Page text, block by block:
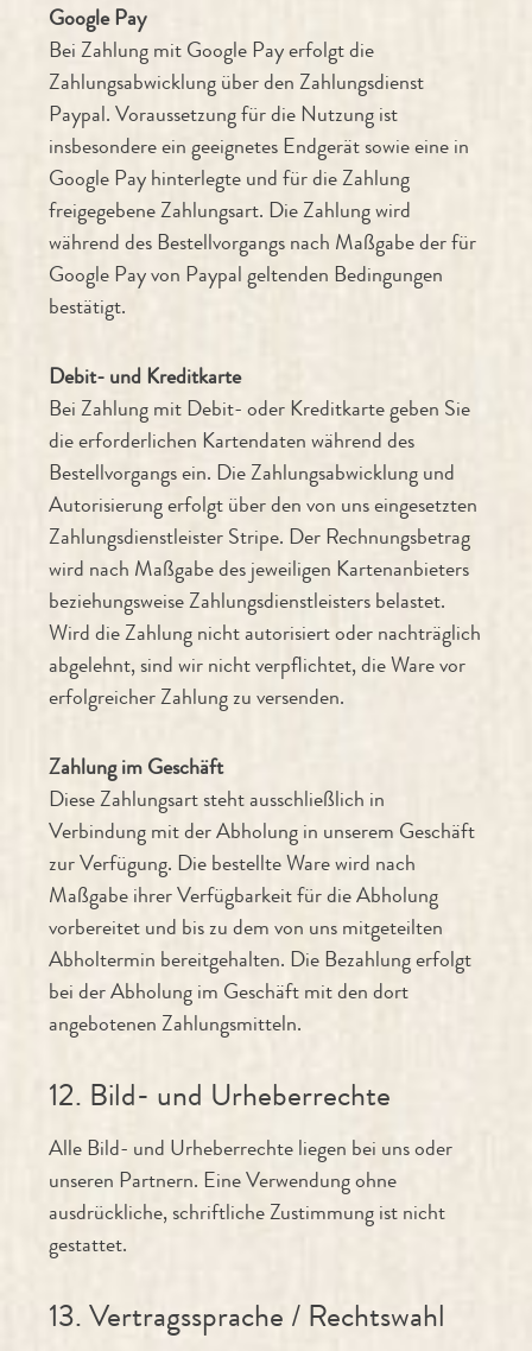
Google Pay
Bei Zahlung mit Google Pay erfolgt die
Zahlungsabwicklung über den Zahlungsdienst
Paypal. Voraussetzung für die Nutzung ist
insbesondere ein geeignetes Endgerät sowie eine in
Google Pay hinterlegte und für die Zahlung
freigegebene Zahlungsart. Die Zahlung wird
während des Bestellvorgangs nach Maßgabe der für
Google Pay von Paypal geltenden Bedingungen
bestätigt.
Debit- und Kreditkarte
Bei Zahlung mit Debit- oder Kreditkarte geben Sie
die erforderlichen Kartendaten während des
Bestellvorgangs ein. Die Zahlungsabwicklung und
Autorisierung erfolgt über den von uns eingesetzten
Zahlungsdienstleister Stripe. Der Rechnungsbetrag
wird nach Maßgabe des jeweiligen Kartenanbieters
beziehungsweise Zahlungsdienstleisters belastet.
Wird die Zahlung nicht autorisiert oder nachträglich
abgelehnt, sind wir nicht verpflichtet, die Ware vor
erfolgreicher Zahlung zu versenden.
Zahlung im Geschäft
Diese Zahlungsart steht ausschließlich in
Verbindung mit der Abholung in unserem Geschäft
zur Verfügung. Die bestellte Ware wird nach
Maßgabe ihrer Verfügbarkeit für die Abholung
vorbereitet und bis zu dem von uns mitgeteilten
Abholtermin bereitgehalten. Die Bezahlung erfolgt
bei der Abholung im Geschäft mit den dort
angebotenen Zahlungsmitteln.
12. Bild- und Urheberrechte
Alle Bild- und Urheberrechte liegen bei uns oder
unseren Partnern. Eine Verwendung ohne
ausdrückliche, schriftliche Zustimmung ist nicht
gestattet.
13. Vertragssprache / Rechtswahl